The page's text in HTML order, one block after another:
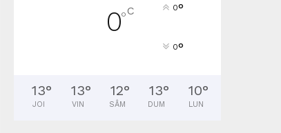
0°C 0°
0°
13°
JOI
13°
VIN
12°
SÂM
13°
DUM
10°
LUN